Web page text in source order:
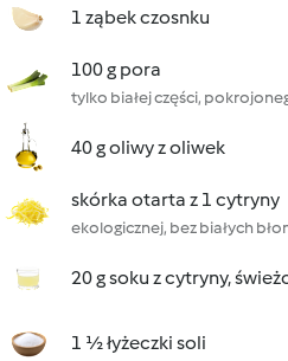
1 ząbek czosnku
100 g pora
tylko białej części,
40 g oliwy z oliwek
skórka otarta z 1 cytryny
ekologicznej, bez białych
20 g soku z cytryny,
1 ½ łyżeczki soli